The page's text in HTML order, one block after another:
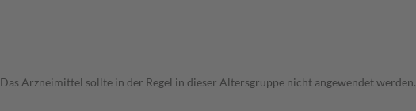
Arzneimittel sollte in der Regel in dieser Altersgruppe nicht angewendet werden.